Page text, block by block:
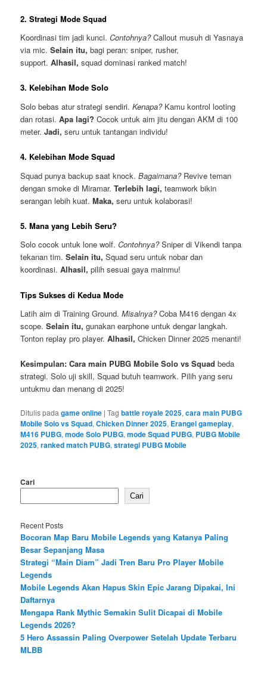
2. Strategi Mode Squad
Koordinasi tim jadi kunci.Contohnya?Callout musuh di Yasnaya
via mic.Selain itu, bagi peran: sniper, rusher,
support.Alhasil, squad dominasi ranked match!
3. Kelebihan Mode Solo
Solo bebas atur strategi sendiri.Kenapa?Kamu kontrol looting
dan rotasi.Apa lagi? Cocok untuk aim jitu dengan AKM di 100
meter.Jadi, seru untuk tantangan individu!
4. Kelebihan Mode Squad
Squad punya backup saat knock.Bagaimana?Revive teman
dengan smoke di Miramar.Terlebih lagi, teamwork bikin
serangan lebih kuat.Maka, seru untuk kolaborasi!
5. Mana yang Lebih Seru?
Solo cocok untuk lone wolf.Contohnya?Sniper di Vikendi tanpa
tekanan tim.Selain itu, Squad seru untuk nobar dan
koordinasi.Alhasil, pilih sesuai gaya mainmu!
Tips Sukses di Kedua Mode
Latih aim di Training Ground.Misalnya?Coba M416 dengan 4x
scope.Selain itu, gunakan earphone untuk dengar langkah.
Tonton replay pro player.Alhasil, Chicken Dinner 2025 menanti!
Kesimpulan: Cara main PUBG Mobile Solo vs Squad beda
strategi. Solo uji skill, Squad butuh teamwork. Pilih yang seru
untukmu dan menang di 2025!
Ditulis pada game online |Tag battle royale 2025,cara main PUBG
Mobile Solo vs Squad,Chicken Dinner 2025, Erangel gameplay,
M416 PUBG,mode Solo PUBG,mode Squad PUBG, PUBG Mobile
2025,ranked match PUBG,strategi PUBG Mobile
Cari
Cari
Recent Posts
Bocoran Map Baru Mobile Legends yang Katanya Paling
Besar Sepanjang Masa
Strategi “Main Diam” Jadi Tren Baru Pro Player Mobile
Legends
Mobile Legends Akan Hapus Skin Epic Jarang Dipakai, Ini
Daftarnya
Mengapa Rank Mythic Semakin Sulit Dicapai di Mobile
Legends 2026?
5 Hero Assassin Paling Overpower Setelah Update Terbaru
MLBB